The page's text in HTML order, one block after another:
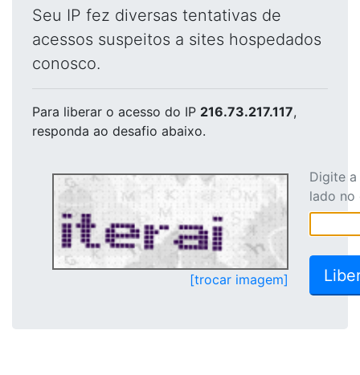
Seu IP fez diversas tentativas de
acessos suspeitos a sites hospedados
conosco.
Para liberar o acesso do IP 216.73.217.117,
responda ao desafio abaixo.
[trocar imagem]
Digite
lado no